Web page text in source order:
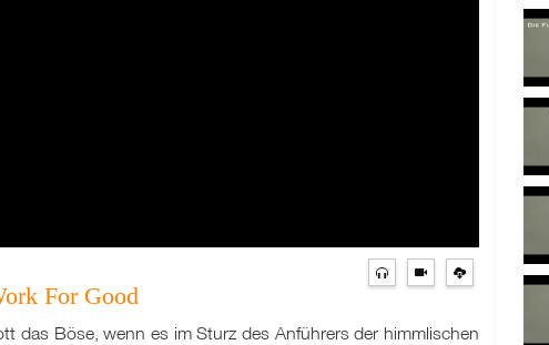
For Good
das Böse, wenn es im Sturz des Anführers der himmlischen